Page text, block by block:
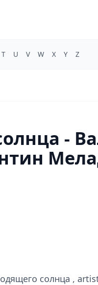
T U V W X Y Z
-
солнца ,